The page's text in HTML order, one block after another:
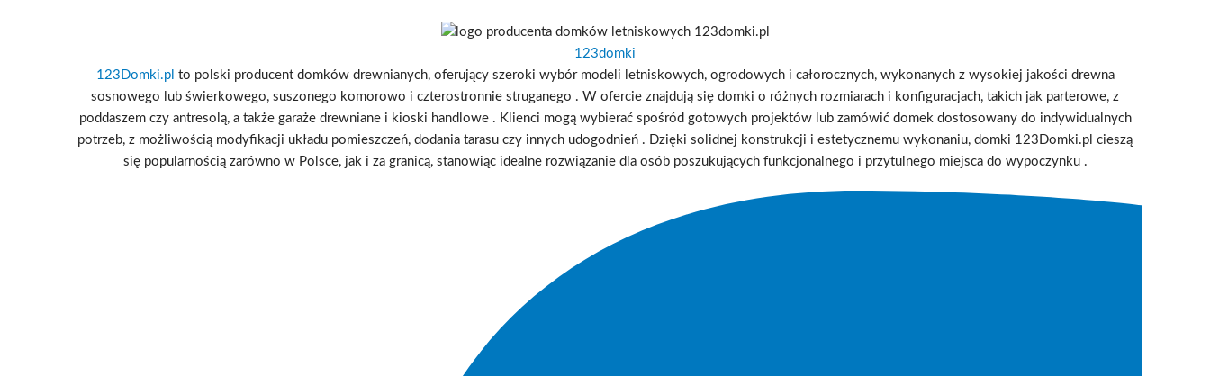
123domki
123Domki.pl to polski producent domków drewnianych, oferujący szeroki wybór modeli letniskowych, ogrodowych i całorocznych, wykonanych z wysokiej jakości drewna
sosnowego lub świerkowego, suszonego komorowo i czterostronnie struganego . W ofercie znajdują się domki o różnych rozmiarach i konfiguracjach, takich jak parterowe, z
poddaszem czy antresolą, a także garaże drewniane i kioski handlowe. Klienci mogą wybierać spośród gotowych projektów lub zamówić domek dostosowany do indywidualnych
potrzeb, z możliwością modyfikacji układu pomieszczeń, dodania tarasu czy innych udogodnień . Dzięki solidnej konstrukcji i estetycznemu wykonaniu, domki 123Domki.pl cieszą
się popularnością zarówno w Polsce, jak i za granicą, stanowiąc idealne rozwiązanie dla osób poszukujących funkcjonalnego i przytulnego miejsca do wypoczynku.